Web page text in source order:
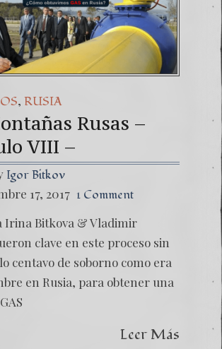
, RUSIA
Rusas –
VIII –
Igor Bitkov
17, 2017 1 Comment
Irina Bitkova & Vladimir
clave en este proceso sin
centavo de soborno como era
en Rusia, para obtener una
Leer Más